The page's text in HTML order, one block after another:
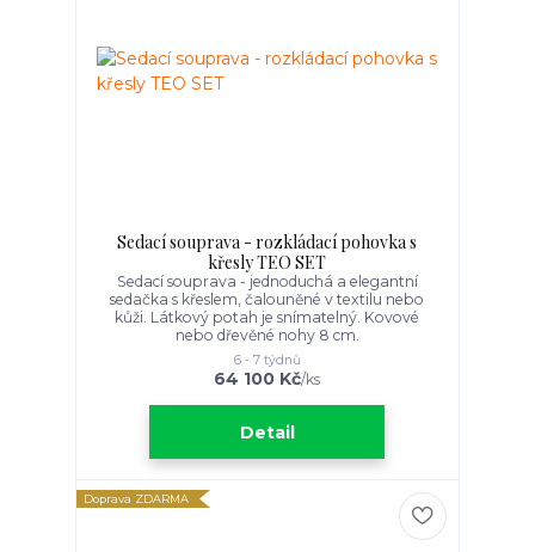
Sedací souprava - rozkládací pohovka s
křesly TEO SET
Sedací souprava - jednoduchá a elegantní
sedačka s křeslem, čalouněné v textilu nebo
kůži. Látkový potah je snímatelný. Kovové
nebo dřevěné nohy 8 cm.
64 100 Kč/ks
6 - 7 týdnů
Detail
Doprava ZDARMA